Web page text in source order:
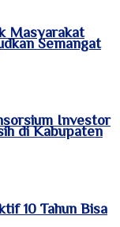
Masyarakat
Semangat
Investor
di Kabupaten
10 Tahun Bisa